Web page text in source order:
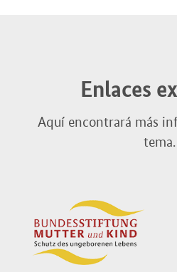
Enlaces
Aquí encontrará más
tema.